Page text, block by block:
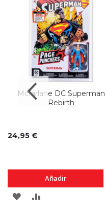
Mcfarlane DC Superman
Rebirth
24,95 €
Añadir
AGREGAR